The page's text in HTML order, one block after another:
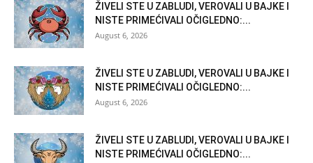
ŽIVELI STE U ZABLUDI, VEROVALI U BAJKE I
NISTE PRIMEĆIVALI OČIGLEDNO:...
August 6, 2026
ŽIVELI STE U ZABLUDI, VEROVALI U BAJKE I
NISTE PRIMEĆIVALI OČIGLEDNO:...
August 6, 2026
ŽIVELI STE U ZABLUDI, VEROVALI U BAJKE I
NISTE PRIMEĆIVALI OČIGLEDNO:...